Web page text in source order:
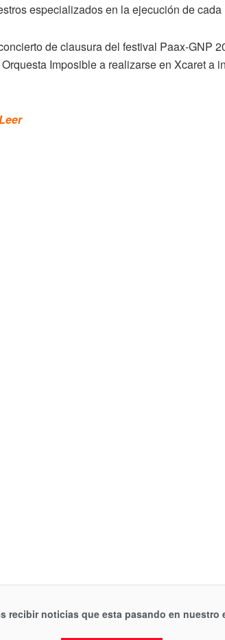
especializados en la ejecución de
de clausura del festival Paax-GNP
Imposible a realizarse en Xcaret a
recibir noticias que esta pasando en nuestro